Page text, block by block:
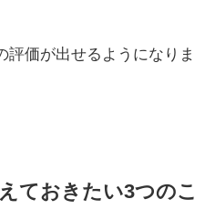
評価が出せるようになりま
ておきたい3つのこ